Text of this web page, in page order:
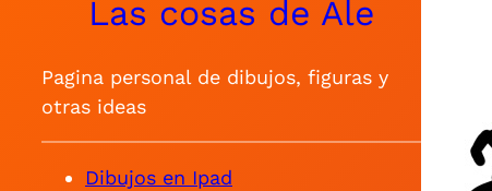
Las cosas de Ale
Pagina personal de dibujos, figuras y
otras ideas
Dibujos en Ipad